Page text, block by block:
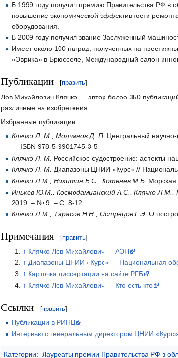
В 1999 году получил премию Правительства РФ в
повышение экономической эффективности
оборудования.
В 2009 году получил звание Заслуженный
Имеет около 100 наград, полученных на
«Эврика» в Брюсселе, Международный салон
Публикации [править]
Лев Михайлович Клячко — автор более 350
различные на изобретения.
Избранные публикации:
Клячко Л. М., Молчанов Д. П. Центральный
— ISBN 978-5-9901745-3-5
Клячко Л. М. Российское судостроение: аспекты
Клячко Л. М. Диапазоны ЦНИИ «Курс» //
Клячко Л.М., Никитин В.С., Котенев М.Б. Морская
Иньков Ю.М., Космодамианский А.С., Клячко Л.М.,
2019. – № 9. – С. 8-12.
Клячко Л.М., Тарасов Н.Н., Острецов Г.Э. О
Примечания [править]
↑ Клячко Лев Михайлович — АЭН
↑ Диапазоны ЦНИИ «Курс» — Национальная
↑ Карточка диссертации на сайте РГБ
↑ Клячко Лев Михайлович — Кто есть кто
Ссылки [править]
Публикации в РИНЦ
Интервью с генеральным директором ЦНИИ
Категории: Лауреаты премии Правительства РФ в